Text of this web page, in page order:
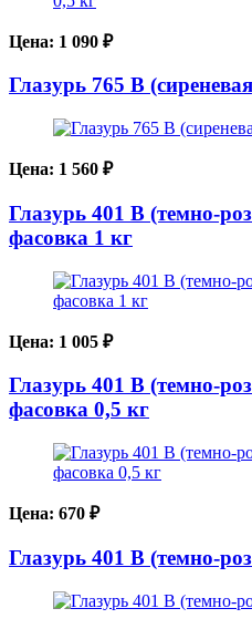
Цена: 1 090 ₽
Глазурь 765 В
Цена: 1 560 ₽
Глазурь 401 В (темно-
фасовка 1 кг
Цена: 1 005 ₽
Глазурь 401 В (темно-
фасовка 0,5 кг
Цена: 670 ₽
Глазурь 401 В (темно-